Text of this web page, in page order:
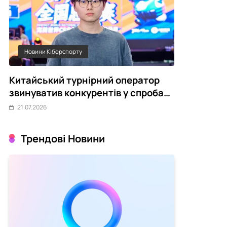
Новини Кіберспорту
Китайський турнірний оператор
звинуватив конкурентів у спробах
зірвати CS2-турніри
21.07.2026
Трендові Новини